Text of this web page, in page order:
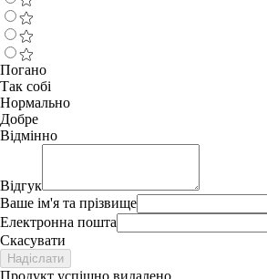
Погано
Так собі
Нормально
Добре
Відмінно
Відгук
Ваше ім'я та прізвище
Електронна пошта
Скасувати
Надіслати
Продукт успішно видалено